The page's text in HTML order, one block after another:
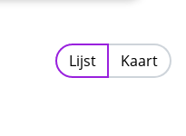
Lijst Kaart